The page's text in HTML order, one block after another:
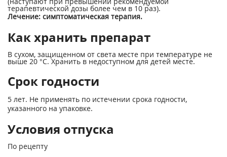
терапевтической дозы более чем в 10 раз).
Лечение: симптоматическая терапия.
Как хранить препарат
В сухом, защищенном от света месте при температуре не
выше 20 °С. Хранить в недоступном для детей месте.
Срок годности
5 лет. Не применять по истечении срока годности,
указанного на упаковке.
Условия отпуска
По рецепту